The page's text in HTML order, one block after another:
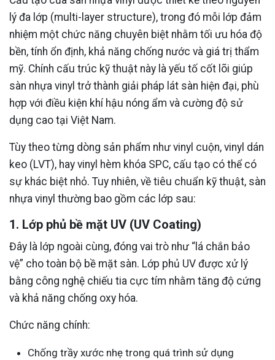
lý đa lớp (multi-layer structure), trong đó mỗi lớp đảm
nhiệm một chức năng chuyên biệt nhằm tối ưu hóa độ
bền, tính ổn định, khả năng chống nước và giá trị thẩm
mỹ. Chính cấu trúc kỹ thuật này là yếu tố cốt lõi giúp
sàn nhựa vinyl trở thành giải pháp lát sàn hiện đại, phù
hợp với điều kiện khí hậu nóng ẩm và cường độ sử
dụng cao tại Việt Nam.
Tùy theo từng dòng sản phẩm như vinyl cuộn, vinyl dán
keo (LVT), hay vinyl hèm khóa SPC, cấu tạo có thể có
sự khác biệt nhỏ. Tuy nhiên, về tiêu chuẩn kỹ thuật, sàn
nhựa vinyl thường bao gồm các lớp sau:
1. Lớp phủ bề mặt UV (UV Coating)
Đây là lớp ngoài cùng, đóng vai trò như “lá chắn bảo
vệ” cho toàn bộ bề mặt sàn. Lớp phủ UV được xử lý
bằng công nghệ chiếu tia cực tím nhằm tăng độ cứng
và khả năng chống oxy hóa.
Chức năng chính:
Chống trầy xước nhẹ trong quá trình sử dụng